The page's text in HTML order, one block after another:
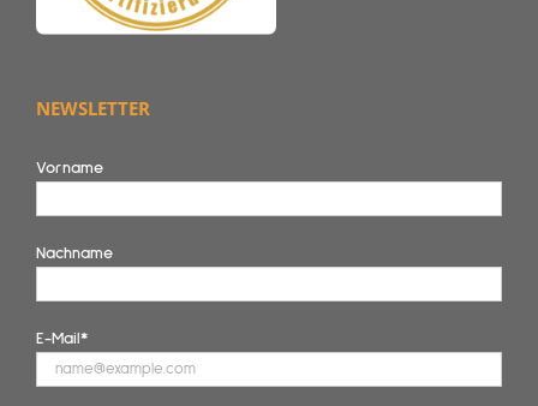
NEWSLETTER
Vorname
Nachname
E-Mail*